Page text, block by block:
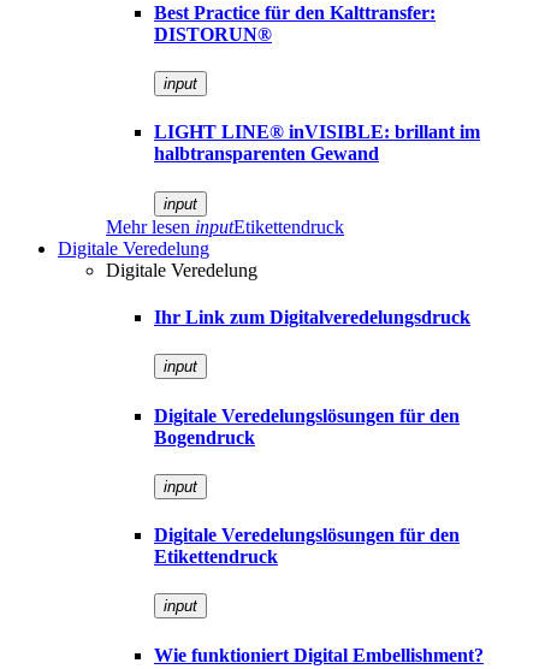
Best Practice für den Kalttransfer:
DISTORUN®
input
LIGHT LINE® inVISIBLE: brillant im
halbtransparenten Gewand
input
Mehr lesen inputEtikettendruck
Digitale Veredelung
Digitale Veredelung
Ihr Link zum Digitalveredelungsdruck
input
Digitale Veredelungslösungen für den
Bogendruck
input
Digitale Veredelungslösungen für den
Etikettendruck
input
Wie funktioniert Digital Embellishment?